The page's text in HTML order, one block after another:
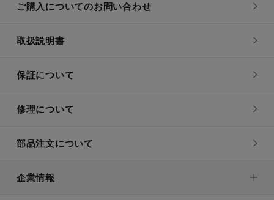
ご購入についてのお問い合わせ
取扱説明書
保証について
修理について
部品注文について
企業情報